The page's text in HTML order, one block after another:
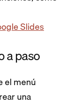
Slides
a paso
el menú
una